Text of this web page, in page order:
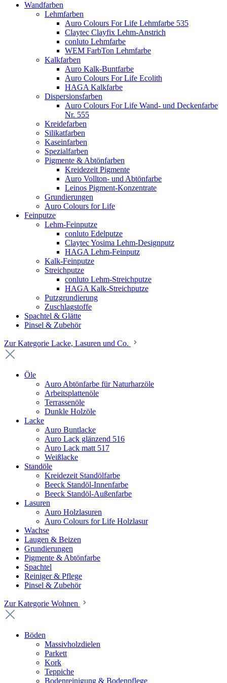
Wandfarben
Lehmfarben
Auro Colours For Life Lehmfarbe 535
Claytec Clayfix Lehm-Anstrich
conluto Lehmfarbe
WEM FarbTon Lehmfarbe
Kalkfarben
Auro Kalk-Buntfarbe
Auro Colours For Life Ecolith
HAGA Kalkfarbe
Dispersionsfarben
Auro Colours For Life Wand- und Deckenfarbe
Nr. 555
Kreidefarben
Silikatfarben
Kaseinfarben
Spezialfarben
Pigmente & Abtönfarben
Kreidezeit Pigmente
Auro Vollton- und Abtönfarbe
Leinos Pigment-Konzentrate
Grundierungen
Auro Colours for Life
Feinputze
Lehm-Feinputze
conluto Edelputze
Claytec Yosima Lehm-Designputz
HAGA Lehm-Feinputz
Kalk-Feinputze
Streichputze
conluto Lehm-Streichputze
HAGA Kalk-Streichputze
Putzgrundierung
Zuschlagstoffe
Spachtel & Glätte
Pinsel & Zubehör
Zur Kategorie Lacke, Lasuren und Co.
Öle
Auro Abtönfarbe für Naturharzöle
Arbeitsplattenöle
Terrassenöle
Dunkle Holzöle
Lacke
Auro Buntlacke
Auro Lack glänzend 516
Auro Lack matt 517
Weißlacke
Standöle
Kreidezeit Standölfarbe
Beeck Standöl-Innenfarbe
Beeck Standöl-Außenfarbe
Lasuren
Auro Holzlasuren
Auro Colours for Life Holzlasur
Wachse
Laugen & Beizen
Grundierungen
Pigmente & Abtönfarbe
Spachtel
Reiniger & Pflege
Pinsel & Zubehör
Zur Kategorie Wohnen
Böden
Massivholzdielen
Parkett
Kork
Teppiche
Bodenreinigung & Bodenpflege